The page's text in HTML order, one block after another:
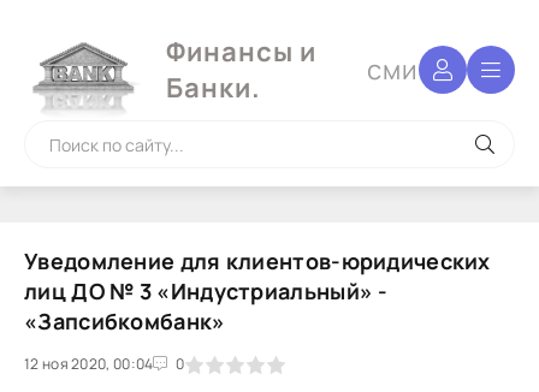
Финансы и
Банки.
сми
Уведомление для клиентов-юридических
лиц ДО № 3 «Индустриальный» -
«Запсибкомбанк»
12 ноя 2020, 00:04 0
1 2 3 4 5